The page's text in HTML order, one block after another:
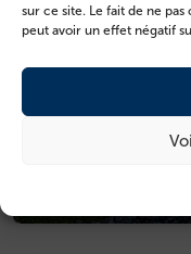
sur ce site. Le fait de ne
peut avoir un effet négatif